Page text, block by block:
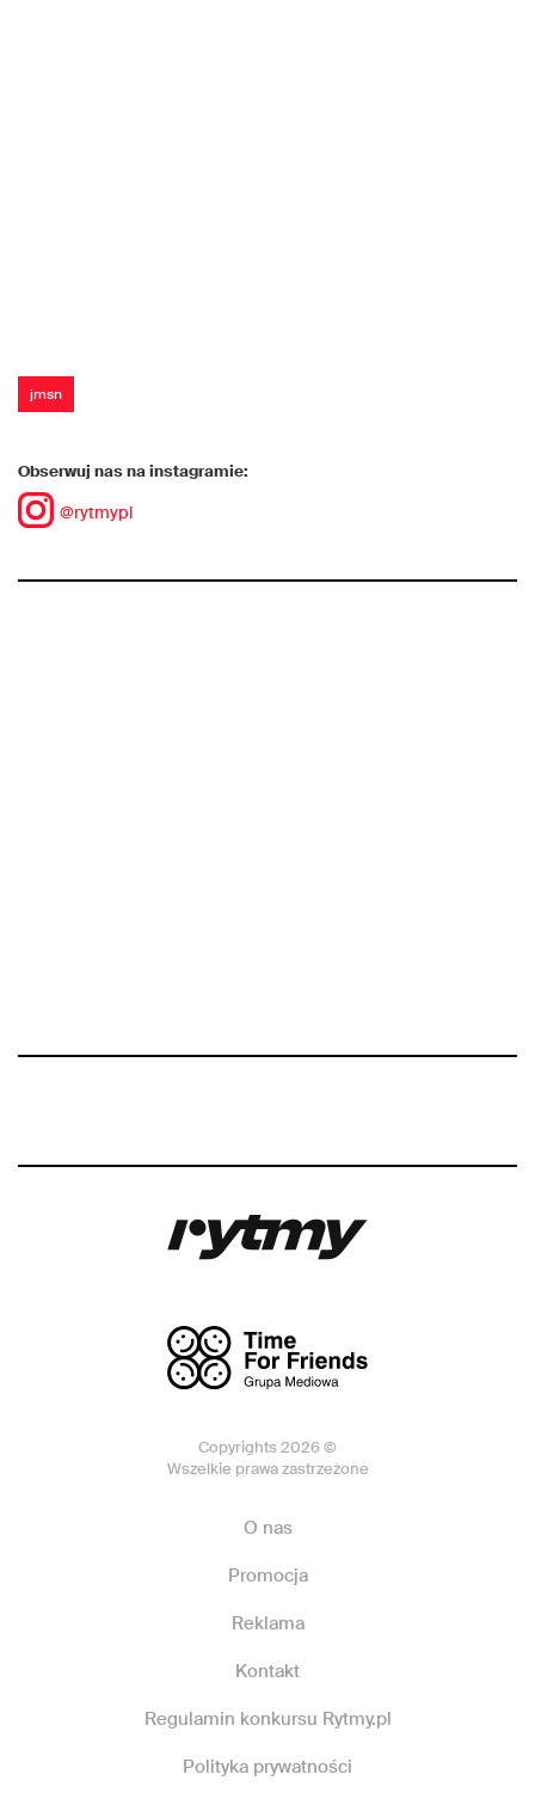
jmsn
Obserwuj nas na instagramie:
@rytmypl
Copyrights 2026 ©
Wszelkie prawa zastrzeżone
O nas
Promocja
Reklama
Kontakt
Regulamin konkursu Rytmy.pl
Polityka prywatności